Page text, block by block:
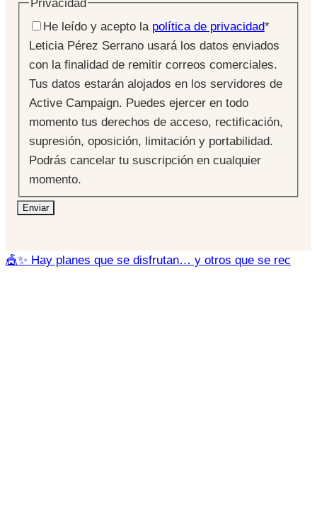
Privacidad
He leído y acepto la política de privacidad*
Leticia Pérez Serrano usará los datos enviados
con la finalidad de remitir correos comerciales.
Tus datos estarán alojados en los servidores de
Active Campaign. Puedes ejercer en todo
momento tus derechos de acceso, rectificación,
supresión, oposición, limitación y portabilidad.
Podrás cancelar tu suscripción en cualquier
momento.
Enviar
🎪✨ Hay planes que se disfrutan… y otros que se rec